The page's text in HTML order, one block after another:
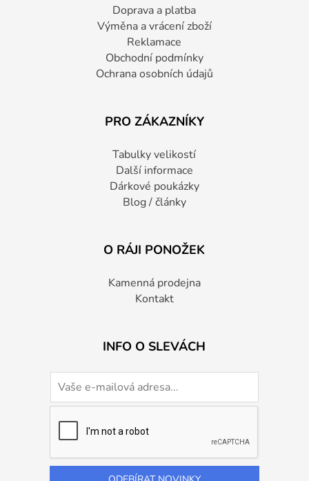
Doprava a platba
Výměna a vrácení zboží
Reklamace
Obchodní podmínky
Ochrana osobních údajů
PRO ZÁKAZNÍKY
Tabulky velikostí
Další informace
Dárkové poukázky
Blog / články
O RÁJI PONOŽEK
Kamenná prodejna
Kontakt
INFO O SLEVÁCH